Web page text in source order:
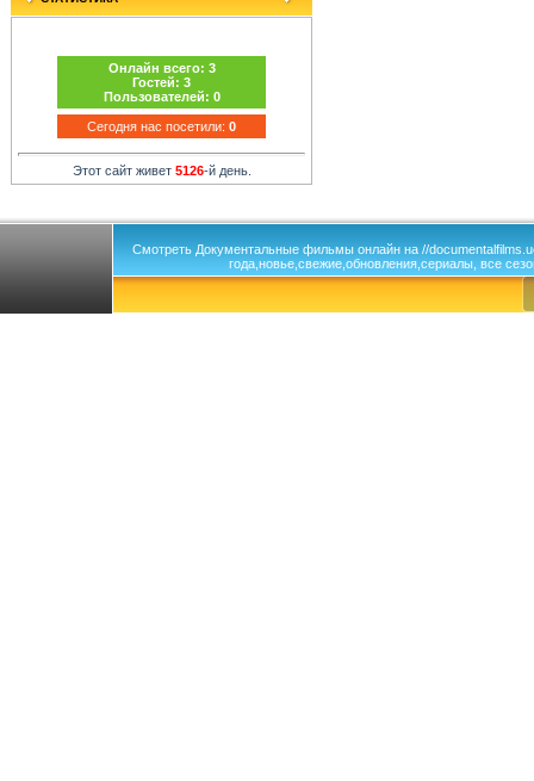
Онлайн всего: 3
Гостей: 3
Пользователей: 0
Сегодня нас посетили: 0
Этот сайт живет 5126-й день.
Смотреть Документальные фильмы онлайн на //
года,новье,свежие,обновления,сериалы, все